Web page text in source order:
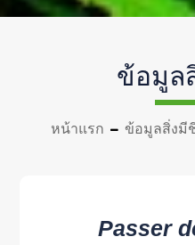
ข้อมูล
หน้าแรก ข้อมูลสิ่งมี
Passer